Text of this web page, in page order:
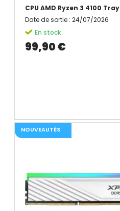
CPU AMD Ryzen 3 4100 Tray
Date de sortie : 24/07/2026
En stock
99,90 €
NOUVEAUTÉS